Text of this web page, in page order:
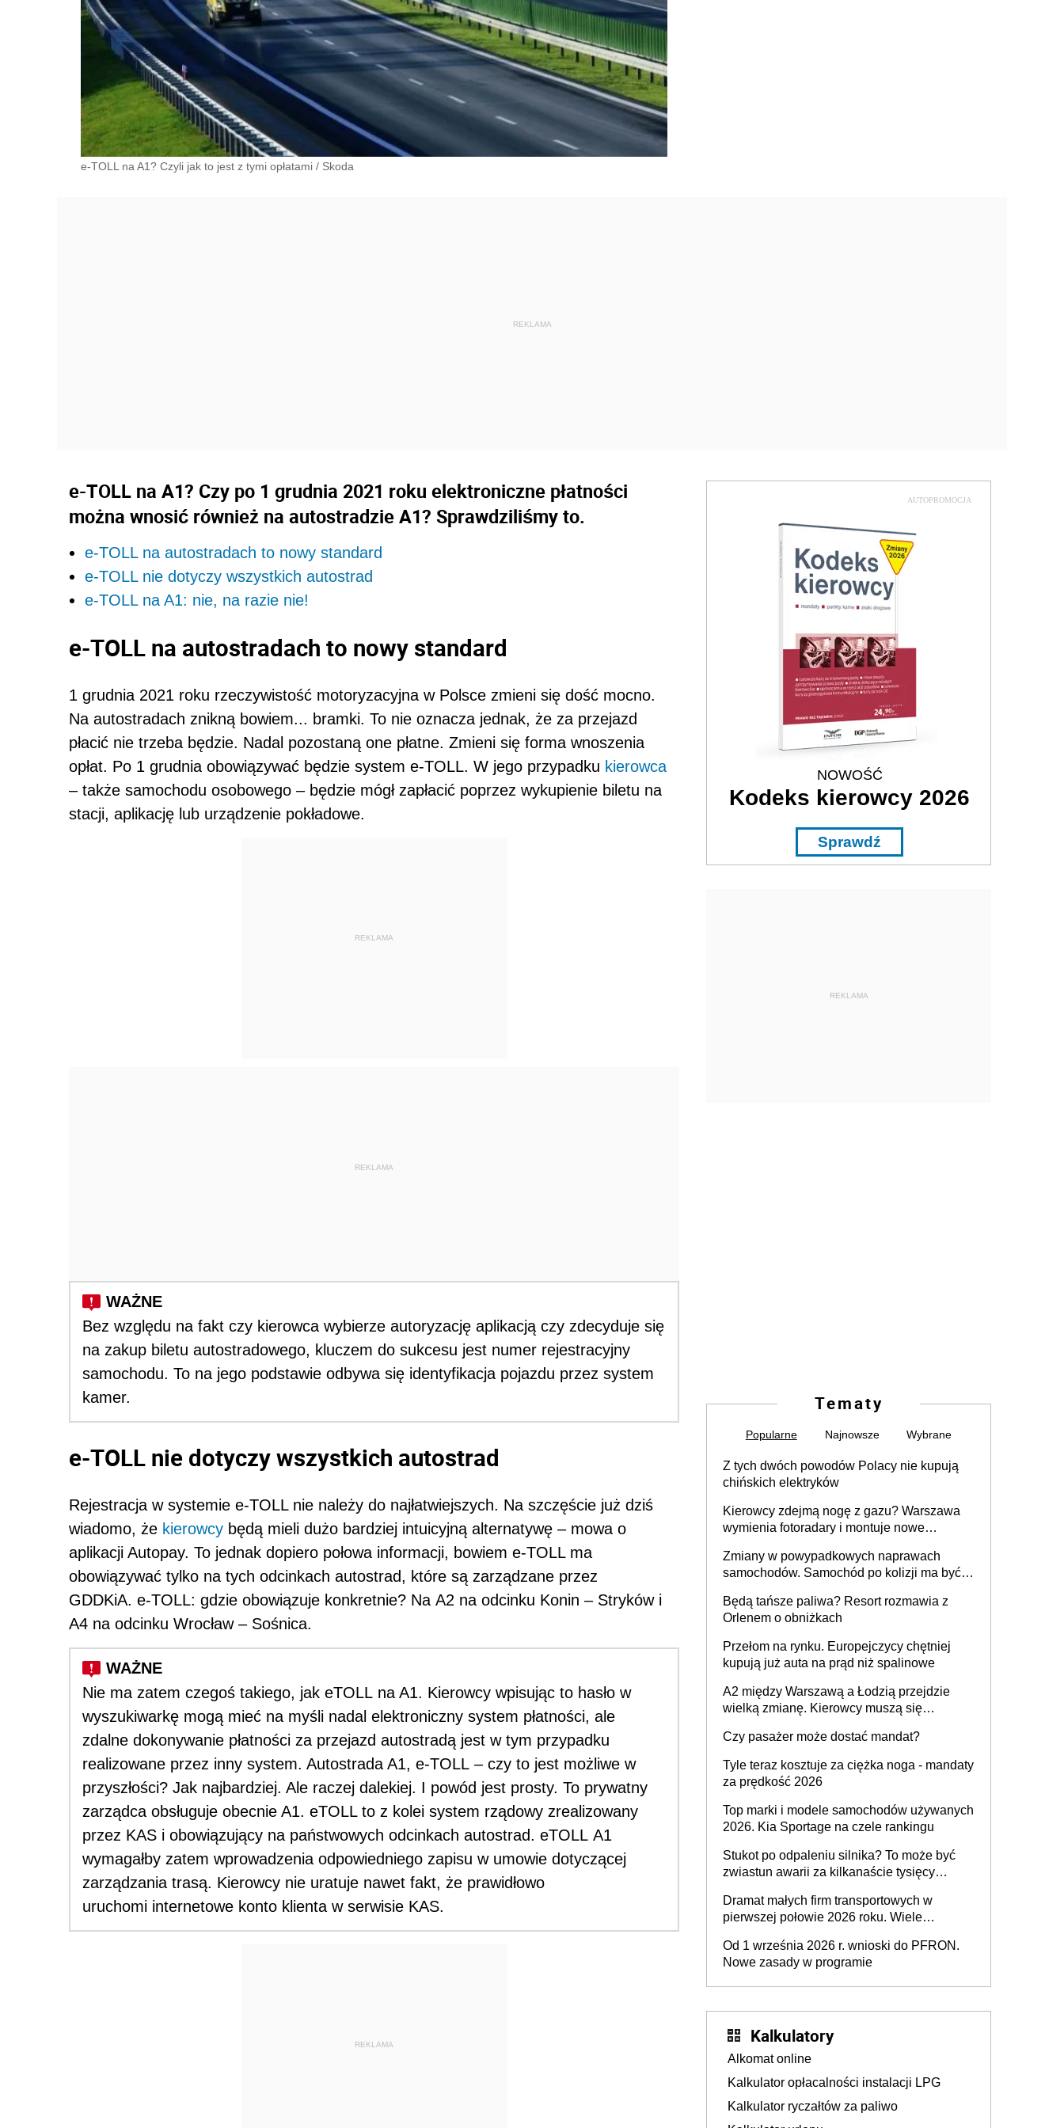
e-TOLL na A1? Czyli jak to jest z tymi opłatami / Skoda
e-TOLL na A1? Czy po 1 grudnia 2021 roku elektroniczne płatności
można wnosić również na autostradzie A1? Sprawdziliśmy to.
e-TOLL na autostradach to nowy standard
e-TOLL nie dotyczy wszystkich autostrad
e-TOLL na A1: nie, na razie nie!
e-TOLL na autostradach to nowy standard
1 grudnia 2021 roku rzeczywistość motoryzacyjna w Polsce zmieni się dość mocno.
Na autostradach znikną bowiem... bramki. To nie oznacza jednak, że za przejazd
płacić nie trzeba będzie. Nadal pozostaną one płatne. Zmieni się forma wnoszenia
opłat. Po 1 grudnia obowiązywać będzie system e-TOLL. W jego przypadku kierowca
– także samochodu osobowego – będzie mógł zapłacić poprzez wykupienie biletu na
stacji, aplikację lub urządzenie pokładowe.
REKLAMA
REKLAMA
Bez względu na fakt czy kierowca wybierze autoryzację aplikacją czy zdecyduje się
na zakup biletu autostradowego, kluczem do sukcesu jest numer rejestracyjny
samochodu. To na jego podstawie odbywa się identyfikacja pojazdu przez system
kamer.
e-TOLL nie dotyczy wszystkich autostrad
Rejestracja w systemie e-TOLL nie należy do najłatwiejszych. Na szczęście już dziś
wiadomo, że kierowcy będą mieli dużo bardziej intuicyjną alternatywę – mowa o
aplikacji Autopay. To jednak dopiero połowa informacji, bowiem e-TOLL ma
obowiązywać tylko na tych odcinkach autostrad, które są zarządzane przez
GDDKiA. e-TOLL: gdzie obowiązuje konkretnie? Na A2 na odcinku Konin – Stryków i
A4 na odcinku Wrocław – Sośnica.
Nie ma zatem czegoś takiego, jak eTOLL na A1. Kierowcy wpisując to hasło w
wyszukiwarkę mogą mieć na myśli nadal elektroniczny system płatności, ale
zdalne dokonywanie płatności za przejazd autostradą jest w tym przypadku
realizowane przez inny system. Autostrada A1, e-TOLL – czy to jest możliwe w
przyszłości? Jak najbardziej. Ale raczej dalekiej. I powód jest prosty. To prywatny
zarządca obsługuje obecnie A1. eTOLL to z kolei system rządowy zrealizowany
przez KAS i obowiązujący na państwowych odcinkach autostrad. eTOLL A1
wymagałby zatem wprowadzenia odpowiedniego zapisu w umowie dotyczącej
zarządzania trasą. Kierowcy nie uratuje nawet fakt, że prawidłowo
uruchomi internetowe konto klienta w serwisie KAS.
REKLAMA
AUTOPROMOCJA
NOWOŚĆ
Kodeks kierowcy 2026
Sprawdź
REKLAMA
Tematy
Popularne Najnowsze Wybrane
Z tych dwóch powodów Polacy nie kupują
chińskich elektryków
Kierowcy zdejmą nogę z gazu? Warszawa
wymienia fotoradary i montuje nowe
Zmiany w powypadkowych naprawach
samochodów. Samochód po kolizji ma być
technologią producenta
Będą tańsze paliwa? Resort rozmawia z
Orlenem o obniżkach
Przełom na rynku. Europejczycy chętniej
kupują już auta na prąd niż spalinowe
A2 między Warszawą a Łodzią przejdzie
wielką zmianę. Kierowcy muszą się
Czy pasażer może dostać mandat?
Tyle teraz kosztuje za ciężka noga - mandaty
za prędkość 2026
Top marki i modele samochodów używanych
2026. Kia Sportage na czele rankingu
Stukot po odpaleniu silnika? To może być
zwiastun awarii za kilkanaście tysięcy
Dramat małych firm transportowych w
pierwszej połowie 2026 roku. Wiele
Od 1 września 2026 r. wnioski do PFRON.
Nowe zasady w programie
Kalkulatory
Alkomat online
Kalkulator opłacalności instalacji LPG
Kalkulator ryczałtów za paliwo